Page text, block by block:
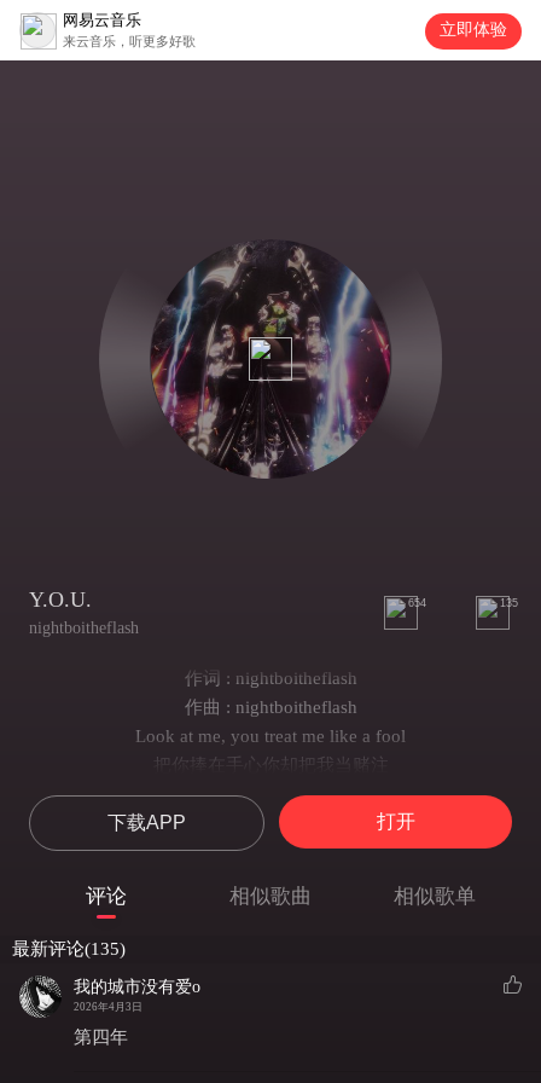
网易云音乐
来云音乐，听更多好歌
立即体验
Y.O.U.
nightboitheflash
654 135
作词 : nightboitheflash
作曲 : nightboitheflash
Look at me, you treat me like a fool
把你捧在手心你却把我当赌注
试图用你眼神骗过 别继续扮无助
感觉你会推开任何对你好的都不顾
你畅想未来 但根本没有以后
Yeah I gotta go不想再成为猎物
下载APP 打开
评论 相似歌曲 相似歌单
最新评论(135)
我的城市没有爱o
2026年4月3日
第四年